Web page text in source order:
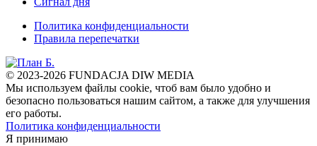
Политика конфиденциальности
Правила перепечатки
© 2023-2026 FUNDACJA DIW MEDIA
Мы используем файлы cookie, чтоб вам было удобно и
безопасно пользоваться нашим сайтом, а также для улучшения
его работы.
Политика конфиденциальности
Я принимаю